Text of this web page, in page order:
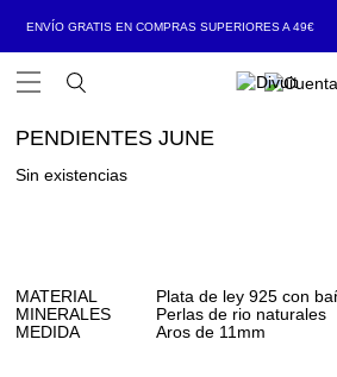
ENVÍO GRATIS EN COMPRAS SUPERIORES A 49€
Open Menu
PENDIENTES JUNE
Sin existencias
MATERIAL
Plata de ley 925 con
MINERALES
Perlas de rio naturales
MEDIDA
Aros de 11mm